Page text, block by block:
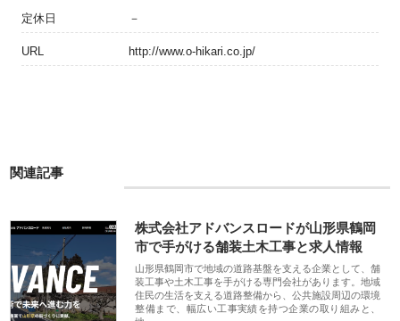
定休日 －
URL http://www.o-hikari.co.jp/
関連記事
株式会社アドバンスロードが山形県鶴岡
市で手がける舗装土木工事と求人情報
山形県鶴岡市で地域の道路基盤を支える企業として、舗
装工事や土木工事を手がける専門会社があります。地域
住民の生活を支える道路整備から、公共施設周辺の環境
整備まで、幅広い工事実績を持つ企業の取り組みと、